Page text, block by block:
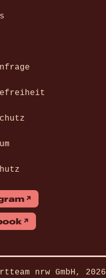
nrw GmbH, 2026